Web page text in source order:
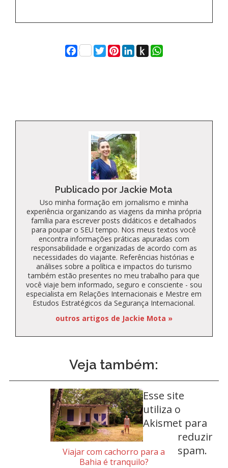
Facebook
Twitter
Pinterest
LinkedIn
Push
to
WhatsApp
Publicado por Jackie Mota
Uso minha formação em jornalismo e minha
experiência organizando as viagens da minha própria
família para escrever posts didáticos e detalhados
para poupar o SEU tempo. Nos meus textos você
encontra informações práticas apuradas com
responsabilidade e organizadas de acordo com as
necessidades do viajante. Referências histórias e
análises sobre a política e impactos do turismo
também estão presentes no meu trabalho para que
você viaje bem informado, seguro e consciente - sou
especialista em Relações Internacionais e Mestre em
Estudos Estratégicos da Segurança Internacional.
outros artigos de Jackie Mota »
Veja também:
Viajar com cachorro para a
Bahia é tranquilo?
Esse site
utiliza o
Akismet para
reduzir
spam.